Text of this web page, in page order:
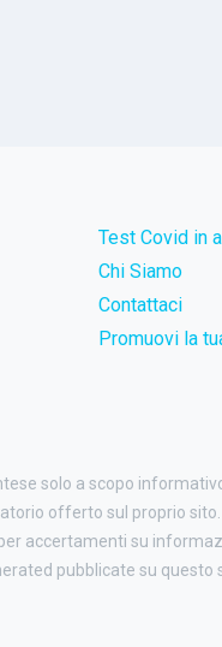
Test Covid in
Chi Siamo
Contattaci
Promuovi la
solo a scopo
offerto sul proprio
accertamenti su
pubblicate su questo